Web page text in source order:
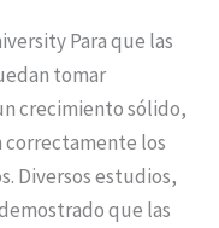
Para que las
tomar
crecimiento sólido,
los
Diversos estudios,
que las